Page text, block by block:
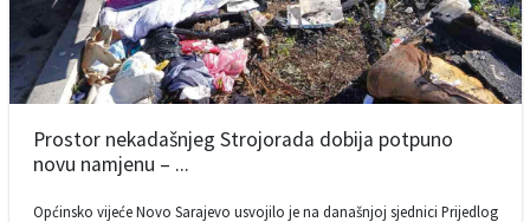
Prostor nekadašnjeg Strojorada dobija potpuno
novu namjenu – ...
Općinsko vijeće Novo Sarajevo usvojilo je na današnjoj sjednici Prijedlog